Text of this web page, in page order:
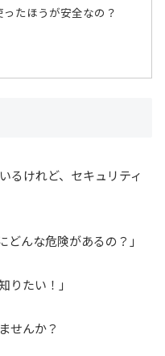
たほうが安全なの？
るけれど、セキュリティ
どんな危険があるの？」
りたい！」
せんか？